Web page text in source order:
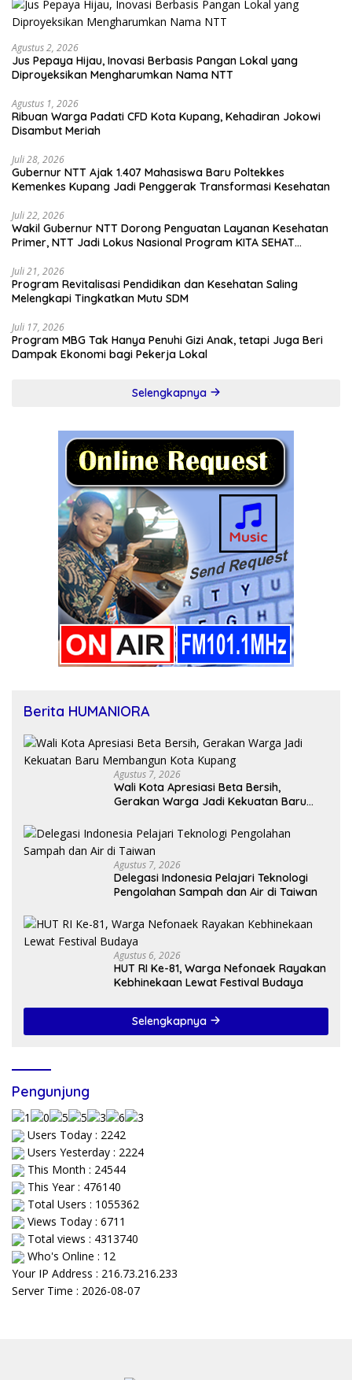
Agustus 2, 2026
Jus Pepaya Hijau, Inovasi Berbasis Pangan Lokal yang
Diproyeksikan Mengharumkan Nama NTT
Agustus 1, 2026
Ribuan Warga Padati CFD Kota Kupang, Kehadiran Jokowi
Disambut Meriah
Juli 28, 2026
Gubernur NTT Ajak 1.407 Mahasiswa Baru Poltekkes
Kemenkes Kupang Jadi Penggerak Transformasi Kesehatan
Juli 22, 2026
Wakil Gubernur NTT Dorong Penguatan Layanan Kesehatan
Primer, NTT Jadi Lokus Nasional Program KITA SEHAT
Juli 21, 2026
Program Revitalisasi Pendidikan dan Kesehatan Saling
Melengkapi Tingkatkan Mutu SDM
Juli 17, 2026
Program MBG Tak Hanya Penuhi Gizi Anak, tetapi Juga Beri
Dampak Ekonomi bagi Pekerja Lokal
Selengkapnya
Berita HUMANIORA
Agustus 7, 2026
Wali Kota Apresiasi Beta Bersih,
Gerakan Warga Jadi Kekuatan Baru
Agustus 7, 2026
Delegasi Indonesia Pelajari Teknologi
Pengolahan Sampah dan Air di Taiwan
Agustus 6, 2026
HUT RI Ke-81, Warga Nefonaek Rayakan
Kebhinekaan Lewat Festival Budaya
Selengkapnya
Pengunjung
Users Today : 2242
Users Yesterday : 2224
This Month : 24544
This Year : 476140
Total Users : 1055362
Views Today : 6711
Total views : 4313740
Who's Online : 12
Your IP Address : 216.73.216.233
Server Time : 2026-08-07